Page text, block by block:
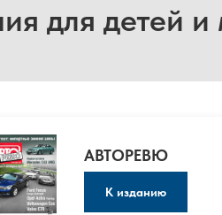
для детей
АВТОРЕВЮ
К изданию